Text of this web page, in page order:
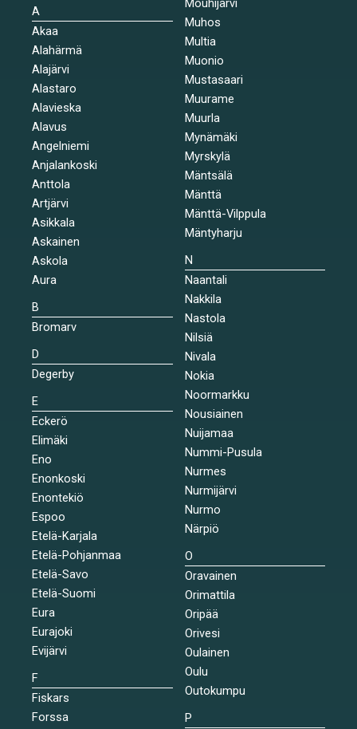
A
Akaa
Alahärmä
Alajärvi
Alastaro
Alavieska
Alavus
Angelniemi
Anjalankoski
Anttola
Artjärvi
Asikkala
Askainen
Askola
Aura
B
Bromarv
D
Degerby
E
Eckerö
Elimäki
Eno
Enonkoski
Enontekiö
Espoo
Etelä-Karjala
Etelä-Pohjanmaa
Etelä-Savo
Etelä-Suomi
Eura
Eurajoki
Evijärvi
F
Fiskars
Forssa
Mouhijärvi
Muhos
Multia
Muonio
Mustasaari
Muurame
Muurla
Mynämäki
Myrskylä
Mäntsälä
Mänttä
Mänttä-Vilppula
Mäntyharju
N
Naantali
Nakkila
Nastola
Nilsiä
Nivala
Nokia
Noormarkku
Nousiainen
Nuijamaa
Nummi-Pusula
Nurmes
Nurmijärvi
Nurmo
Närpiö
O
Oravainen
Orimattila
Oripää
Orivesi
Oulainen
Oulu
Outokumpu
P